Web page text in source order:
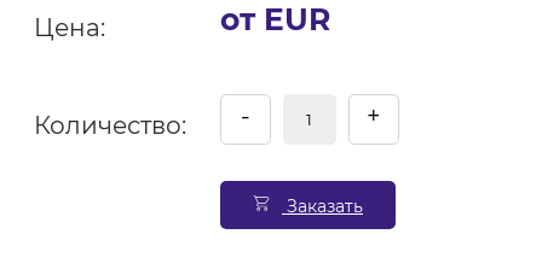
Цена: от EUR
Количество: - +
Заказать